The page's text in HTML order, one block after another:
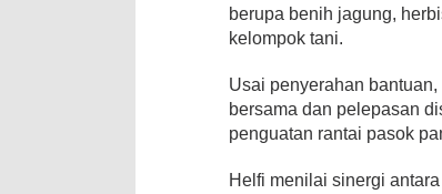
berupa benih jagung,
kelompok tani.
Usai penyerahan
bersama dan pelepasan
penguatan rantai pasok
Helfi menilai sinergi